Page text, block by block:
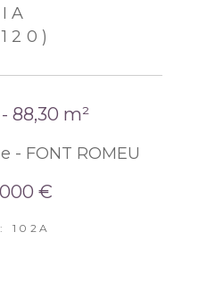
88,30 m²
- FONT ROMEU
€
102A